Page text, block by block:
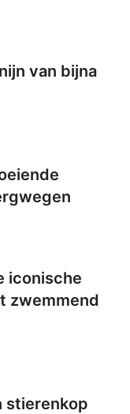
van bijna
iconische
zwemmend
stierenkop